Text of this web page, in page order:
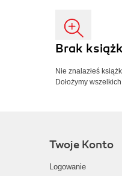
Brak
Nie znalazłeś
Dołożymy
Twoje Konto
Logowanie